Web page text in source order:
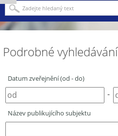
Podrobné vyhledávání
Datum zveřejnění (od - do)
-
Název publikujícího subjektu